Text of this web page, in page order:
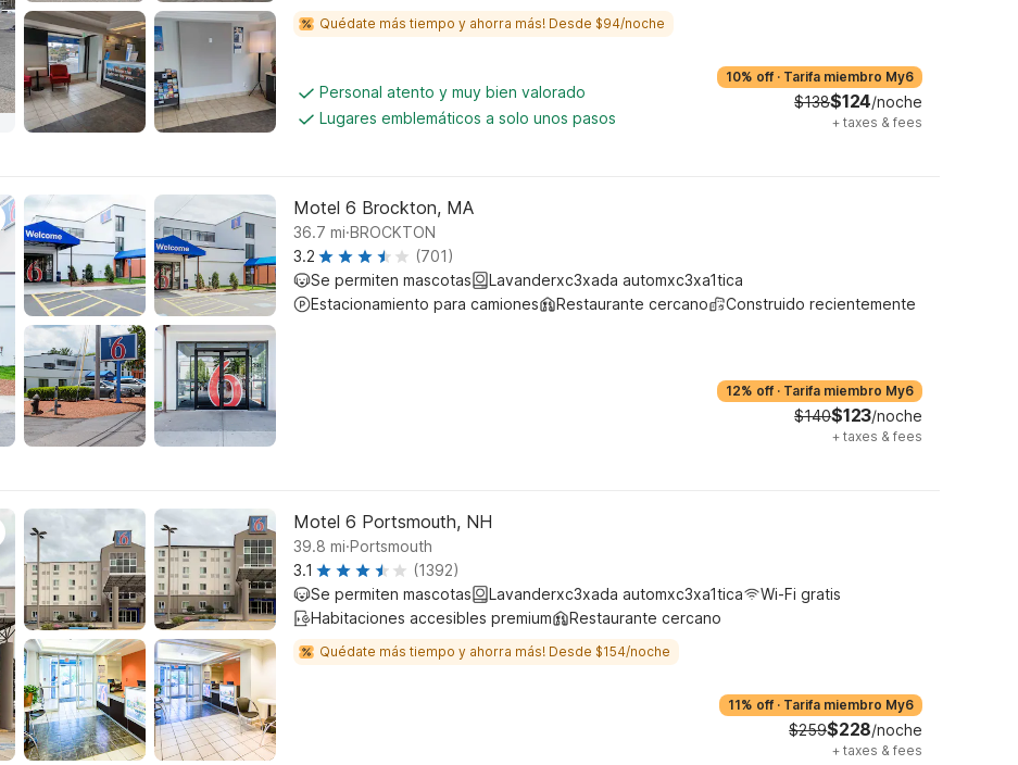
Quédate más tiempo y ahorra más! Desde $94/noche
Personal atento y muy bien valorado
Lugares emblemáticos a solo unos pasos
10% off · Tarifa miembro My6
$138$124/noche
+ taxes & fees
Motel 6 Brockton, MA
36.7 mi.BROCKTON
3.2
(701)
Se permiten mascotas
Lavanderxc3xada automxc3xa1tica
Estacionamiento para camiones
Restaurante cercano Construido recientemente
12% off · Tarifa miembro My6
$140$123/noche
+ taxes & fees
Motel 6 Portsmouth, NH
39.8 mi.Portsmouth
3.1
(1392)
Se permiten mascotas
Lavanderxc3xada automxc3xa1tica
Wi-Fi gratis
Habitaciones accesibles premium
Restaurante cercano
Quédate más tiempo y ahorra más! Desde $154/noche
11% off · Tarifa miembro My6
$259$228/noche
+ taxes & fees